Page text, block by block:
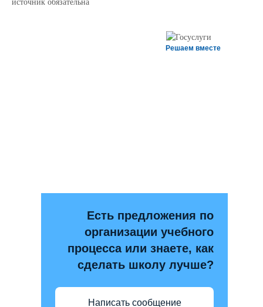
источник обязательна
Решаем вместе
Есть предложения по
организации учебного
процесса или знаете, как
сделать школу лучше?
Написать сообщение